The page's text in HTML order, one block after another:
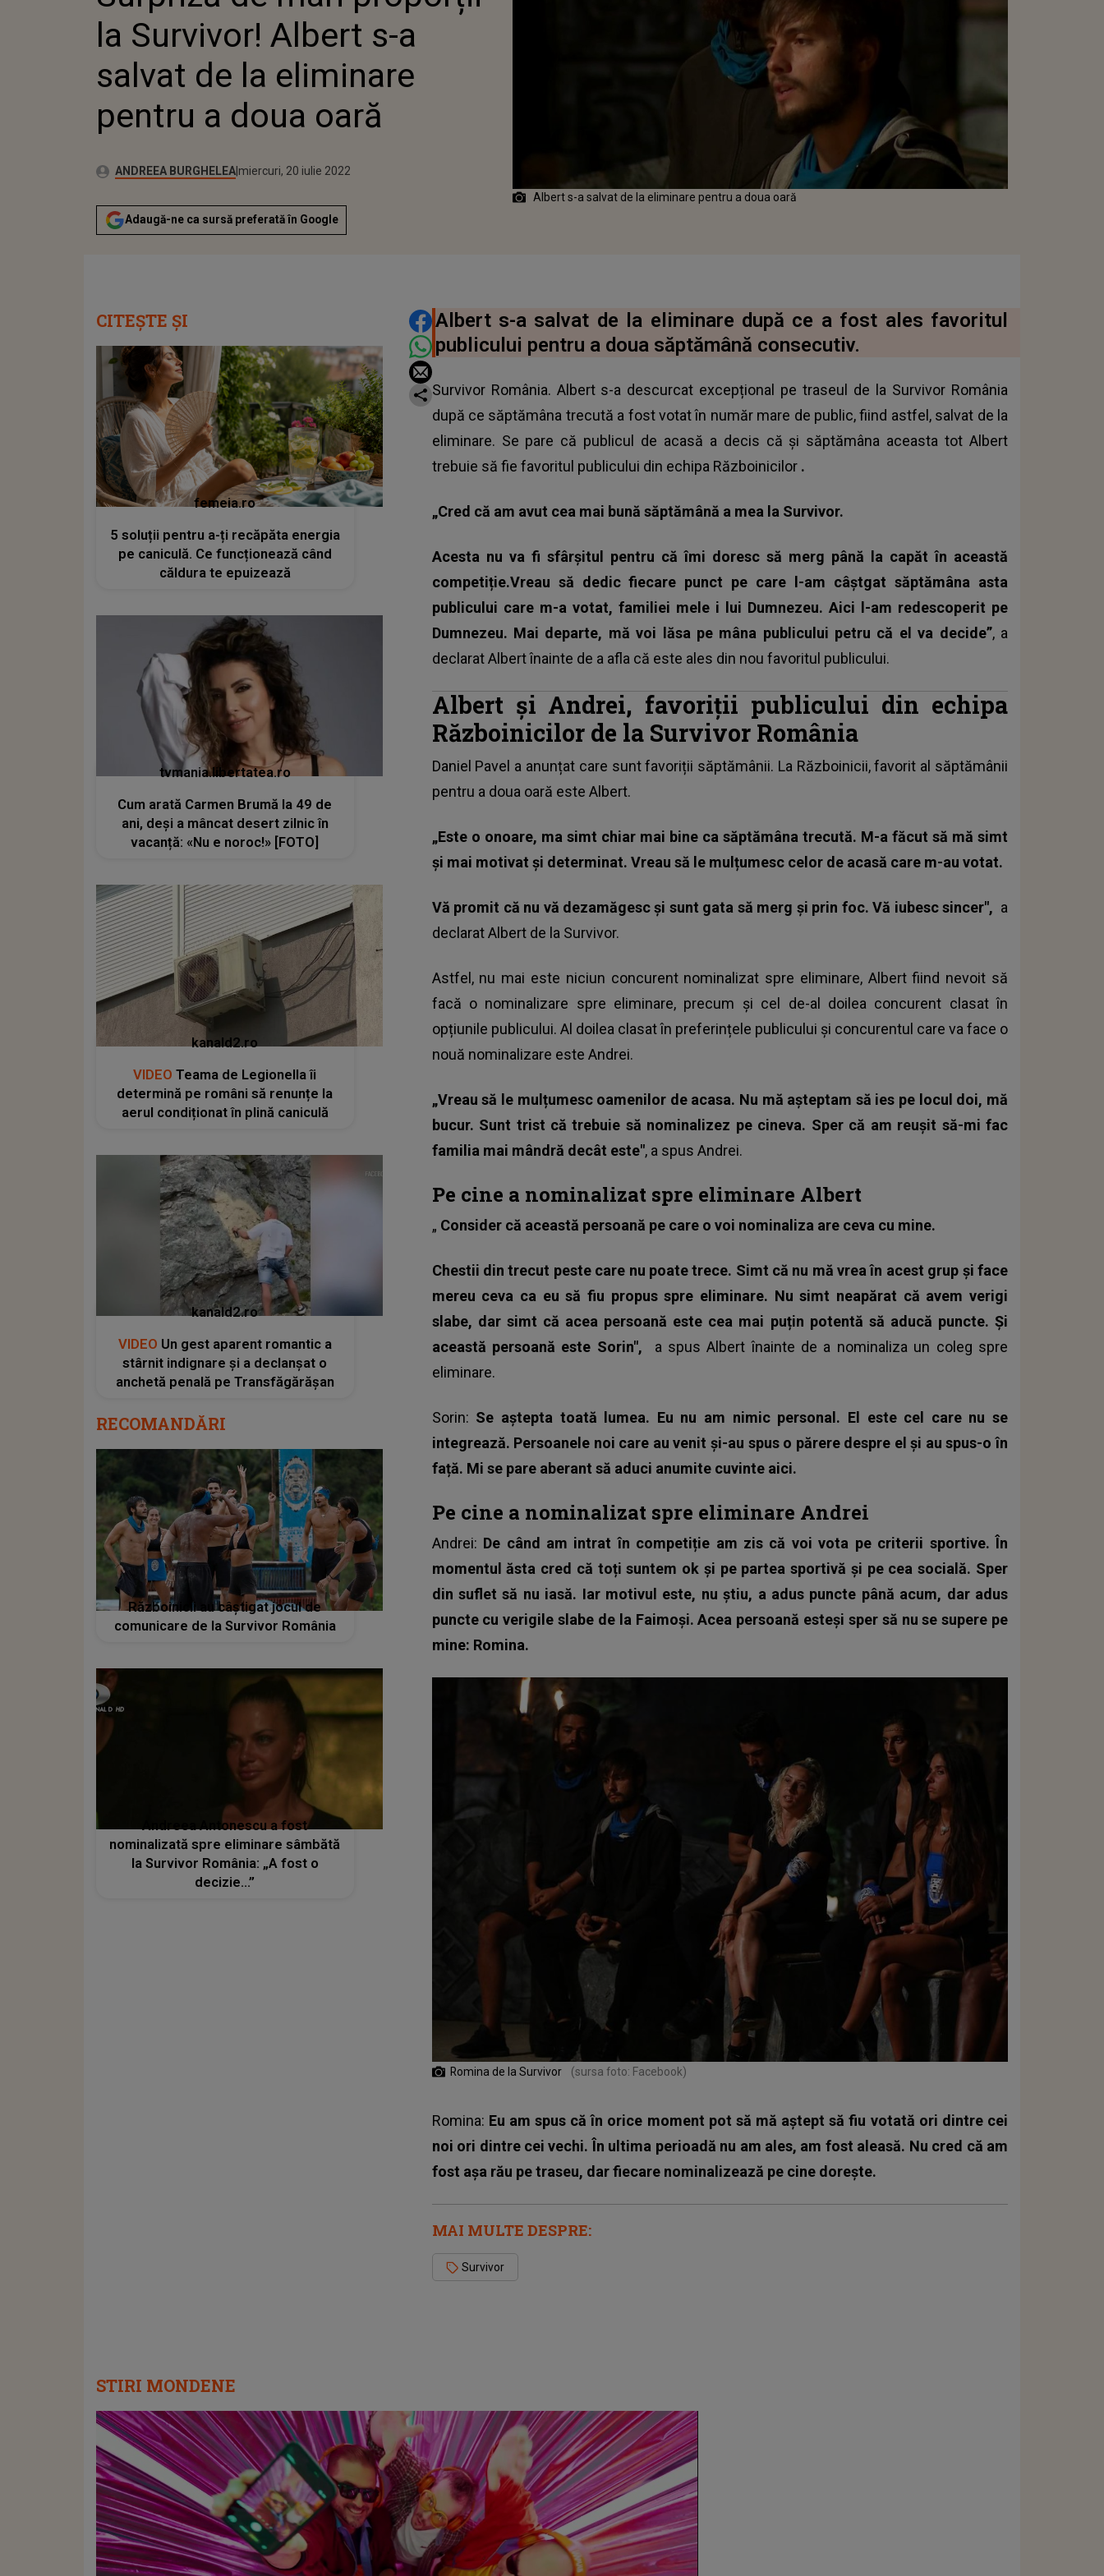
PENTRU A DOUA OARĂ
la Survivor! Albert s-a
salvat de la eliminare
pentru a doua oară
Autor:ANDREEA BURGHELEAPublicat:
duminică, 14 martie 2021
Actualizat:
miercuri, 20 iulie 2022
Adaugă-ne ca sursă preferată în Google
Albert s-a salvat de la eliminare pentru a doua oară
DISTRIBUIE ARTICOLUL
Albert s-a salvat de la eliminare după ce a fost ales favoritul
publicului pentru a doua săptămână consecutiv.
Survivor România. Albert s-a descurcat excepțional pe traseul de la Survivor România
după ce săptămâna trecută a fost votat în număr mare de public, fiind astfel, salvat de la
eliminare. Se pare că publicul de acasă a decis că și săptămâna aceasta tot Albert
trebuie să fie favoritul publicului din echipa Războinicilor.
„Cred că am avut cea mai bună săptămână a mea la Survivor.
Acesta nu va fi sfârșitul pentru că îmi doresc să merg până la capăt în această
competiție.Vreau să dedic fiecare punct pe care l-am câștgat săptămâna asta
publicului care m-a votat, familiei mele i lui Dumnezeu. Aici l-am redescoperit pe
Dumnezeu. Mai departe, mă voi lăsa pe mâna publicului petru că el va decide”, a
declarat Albert înainte de a afla că este ales din nou favoritul publicului.
Albert și Andrei, favoriții publicului din echipa
Războinicilor de la Survivor România
Daniel Pavel a anunțat care sunt favoriții săptămânii. La Războinicii, favorit al săptămânii
pentru a doua oară este Albert.
„Este o onoare, ma simt chiar mai bine ca săptămâna trecută. M-a făcut să mă simt
și mai motivat și determinat. Vreau să le mulțumesc celor de acasă care m-au votat.
Vă promit că nu vă dezamăgesc și sunt gata să merg și prin foc. Vă iubesc sincer", a
declarat Albert de la Survivor.
Astfel, nu mai este niciun concurent nominalizat spre eliminare, Albert fiind nevoit să
facă o nominalizare spre eliminare, precum și cel de-al doilea concurent clasat în
opțiunile publicului. Al doilea clasat în preferințele publicului și concurentul care va face o
nouă nominalizare este Andrei.
„Vreau să le mulțumesc oamenilor de acasa. Nu mă așteptam să ies pe locul doi, mă
bucur. Sunt trist că trebuie să nominalizez pe cineva. Sper că am reușit să-mi fac
familia mai mândră decât este", a spus Andrei.
Pe cine a nominalizat spre eliminare Albert
„ Consider că această persoană pe care o voi nominaliza are ceva cu mine.
Chestii din trecut peste care nu poate trece. Simt că nu mă vrea în acest grup și face
mereu ceva ca eu să fiu propus spre eliminare. Nu simt neapărat că avem verigi
slabe, dar simt că acea persoană este cea mai puțin potentă să aducă puncte. Și
această persoană este Sorin", a spus Albert înainte de a nominaliza un coleg spre
eliminare.
Sorin: Se aștepta toată lumea. Eu nu am nimic personal. El este cel care nu se
integrează. Persoanele noi care au venit și-au spus o părere despre el și au spus-o în
față. Mi se pare aberant să aduci anumite cuvinte aici.
Pe cine a nominalizat spre eliminare Andrei
Andrei: De când am intrat în competiție am zis că voi vota pe criterii sportive. În
momentul ăsta cred că toți suntem ok și pe partea sportivă și pe cea socială. Sper
din suflet să nu iasă. Iar motivul este, nu știu, a adus puncte până acum, dar adus
puncte cu verigile slabe de la Faimoși. Acea persoană esteși sper să nu se supere pe
mine: Romina.
Romina de la Survivor (sursa foto: Facebook)
Romina: Eu am spus că în orice moment pot să mă aștept să fiu votată ori dintre cei
noi ori dintre cei vechi. În ultima perioadă nu am ales, am fost aleasă. Nu cred că am
fost așa rău pe traseu, dar fiecare nominalizează pe cine dorește.
MAI MULTE DESPRE:
Survivor
CITEȘTE ȘI
femeia.ro
5 soluții pentru a-ți recăpăta energia
pe caniculă. Ce funcționează când
căldura te epuizează
tvmania.libertatea.ro
Cum arată Carmen Brumă la 49 de
ani, deși a mâncat desert zilnic în
vacanță: «Nu e noroc!» [FOTO]
kanald2.ro
VIDEO Teama de Legionella îi
determină pe români să renunțe la
aerul condiționat în plină caniculă
kanald2.ro
VIDEO Un gest aparent romantic a
stârnit indignare și a declanșat o
anchetă penală pe Transfăgărășan
RECOMANDĂRI
Războinicii au câștigat jocul de
comunicare de la Survivor România
Andreea Antonescu a fost
nominalizată spre eliminare sâmbătă
la Survivor România: „A fost o
decizie...”
STIRI MONDENE